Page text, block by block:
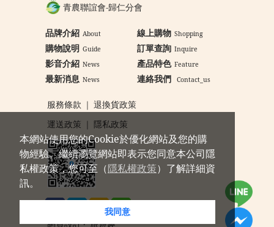
本網站使用您的Cookie於優化網站及您的購
物經驗。繼續瀏覽網站即表示您同意本公司隱
私權政策，您可至（隱私權政策）了解詳細資
訊。
我同意
青農聯誼會-歸仁分會
品牌介紹 About 線上購物 Shopping
購物說明 Guide 訂單查詢 Inquire
影音介紹 News 產品特色 Feature
最新消息 News 連絡我們 Contact_us
服務條款 ｜ 退換貨政策
運送政策 ｜ 隱私政策
網頁設計‧旅遊趣